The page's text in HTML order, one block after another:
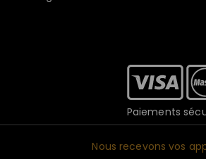
Paiements
Nous recevons vos